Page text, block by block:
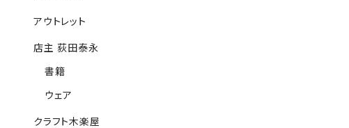
アウトレット
店主 荻田泰永
書籍
ウェア
クラフト木楽屋